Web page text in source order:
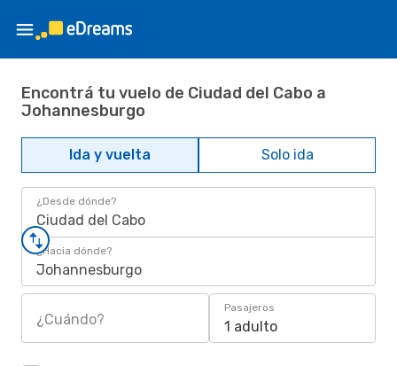
Encontrá tu vuelo de Ciudad del Cabo a
Johannesburgo
Ida y vuelta Solo ida
¿Desde dónde?
Ciudad del Cabo
¿Hacia dónde?
Johannesburgo
¿Cuándo?
Pasajeros
1 adulto